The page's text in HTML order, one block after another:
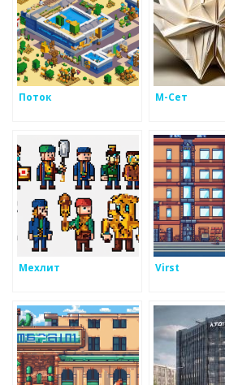
Поток М-Сет
Мехлит Virst